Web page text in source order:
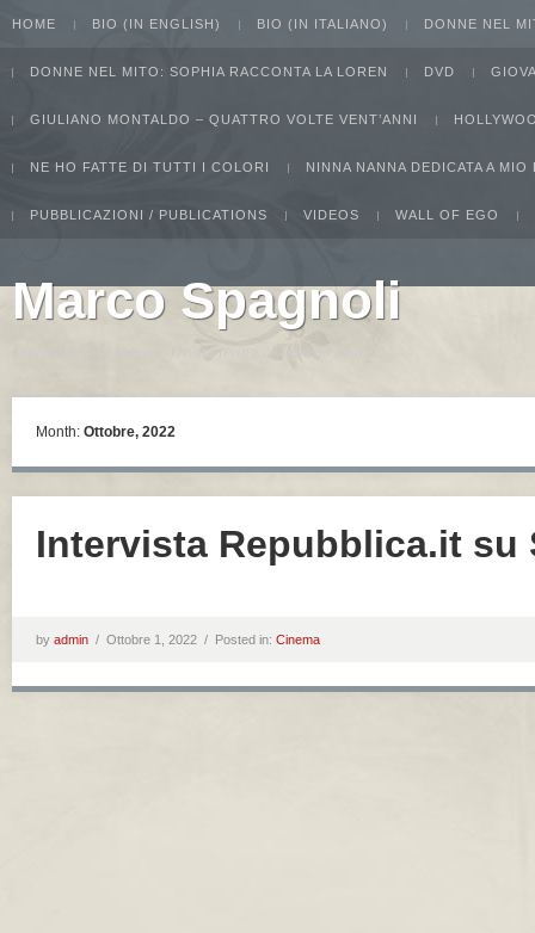
HOME BIO (IN ENGLISH) BIO (IN ITALIANO) DONNE NEL
DONNE NEL MITO: SOPHIA RACCONTA LA LOREN DVD
GIULIANO MONTALDO – QUATTRO VOLTE VENT’ANNI
NE HO FATTE DI TUTTI I COLORI NINNA NANNA DEDICATA A MIO
PUBBLICAZIONI / PUBLICATIONS VIDEOS WALL OF EGO
Marco Spagnoli
Month: Ottobre, 2022
Intervista Repubblica.it su
by admin / Ottobre 1, 2022 / Posted in: Cinema